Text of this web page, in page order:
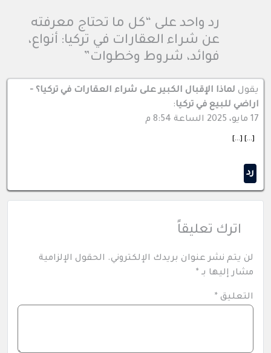
رد واحد على “كل ما تحتاج معرفته
عن شراء العقارات في تركيا: أنواع،
فوائد، شروط وخطوات”
يقول لماذا الإقبال الكبير على شراء العقارات في تركيا؟ -
اراضي للبيع في تركيا:
17 مايو، 2025 الساعة 8:54 م
[…] […]
رد
اترك تعليقاً
لن يتم نشر عنوان بريدك الإلكتروني. الحقول الإلزامية
مشار إليها بـ *
التعليق *